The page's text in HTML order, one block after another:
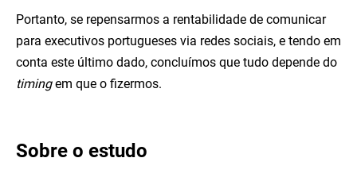
Portanto, se repensarmos a rentabilidade de comunicar
para executivos portugueses via redes sociais, e tendo em
conta este último dado, concluímos que tudo depende do
timingem que o fizermos.
Sobre o estudo